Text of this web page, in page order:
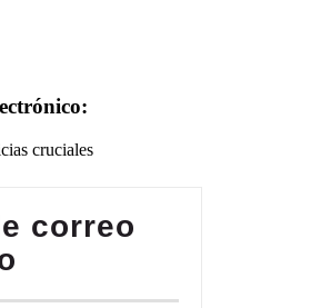
cruciales
correo